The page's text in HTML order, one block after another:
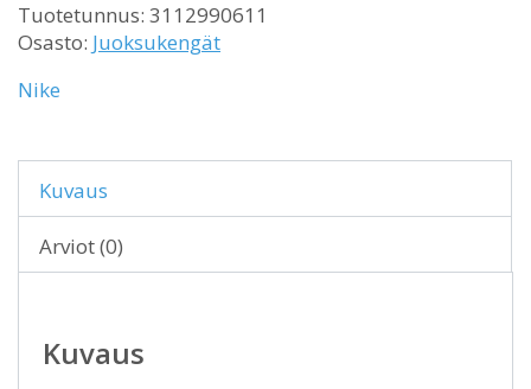
Tuotetunnus: 3112990611
Osasto: Juoksukengät
Nike
Kuvaus
Arviot (0)
Kuvaus